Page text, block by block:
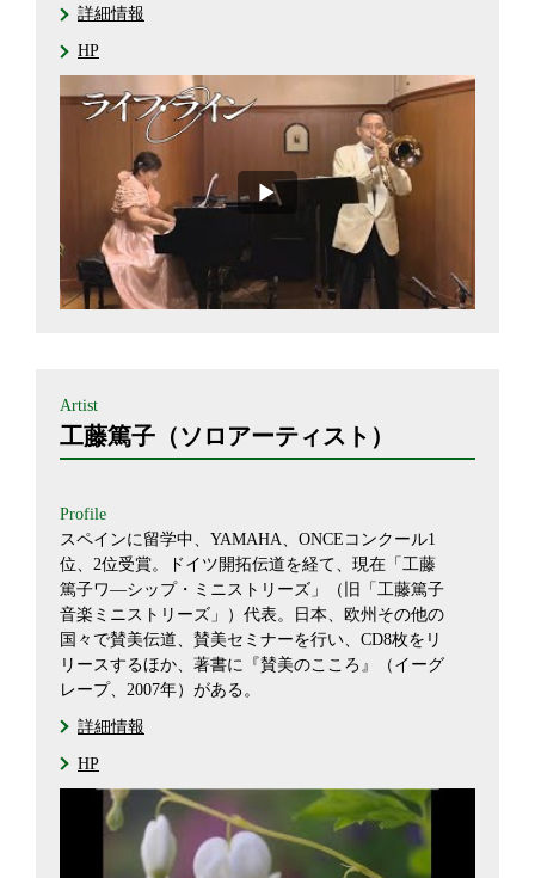
詳細情報
HP
Artist
工藤篤子（ソロアーティスト）
Profile
スペインに留学中、YAMAHA、ONCEコンクール1
位、2位受賞。ドイツ開拓伝道を経て、現在「工藤
篤子ワ―シップ・ミニストリーズ」（旧「工藤篤子
音楽ミニストリーズ」）代表。日本、欧州その他の
国々で賛美伝道、賛美セミナーを行い、CD8枚をリ
リースするほか、著書に『賛美のこころ』（イーグ
レープ、2007年）がある。
詳細情報
HP